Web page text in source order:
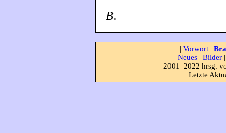
B.
| Vorwort|
| Neues | Bilder
2001–2022 hrsg.
Letzte